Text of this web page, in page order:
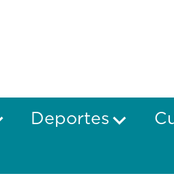
Deportes